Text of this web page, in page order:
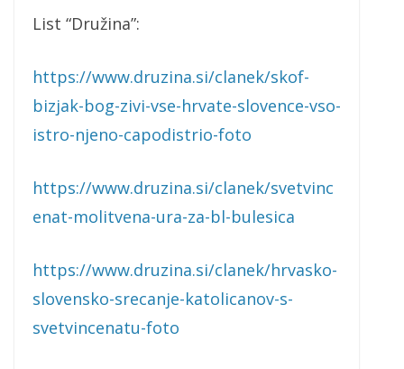
List “Družina”:
https://www.druzina.si/clanek/skof-
bizjak-bog-zivi-vse-hrvate-slovence-vso-
istro-njeno-capodistrio-foto
https://www.druzina.si/clanek/svetvinc
enat-molitvena-ura-za-bl-bulesica
https://www.druzina.si/clanek/hrvasko-
slovensko-srecanje-katolicanov-s-
svetvincenatu-foto